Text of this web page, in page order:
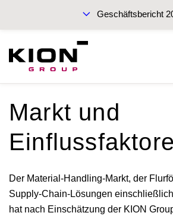
Geschäftsbericht
Zwischenberichte 2019
Strategie
Markt und
Der Material-Handling-Markt, der
Supply-Chain-Lösungen
hat nach Einschätzung der KION